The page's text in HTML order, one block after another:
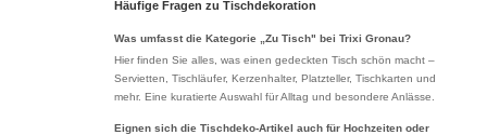
Häufige Fragen zu Tischdekoration
Was umfasst die Kategorie „Zu Tisch" bei Trixi Gronau?
Hier finden Sie alles, was einen gedeckten Tisch schön macht –
Servietten, Tischläufer, Kerzenhalter, Platzteller, Tischkarten und
mehr. Eine kuratierte Auswahl für Alltag und besondere Anlässe.
Eignen sich die Tischdeko-Artikel auch für Hochzeiten oder